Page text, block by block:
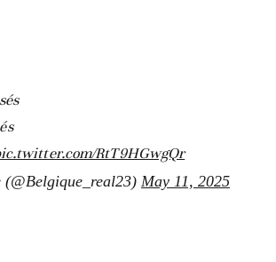
RtT9HGwgQr
May 11, 2025